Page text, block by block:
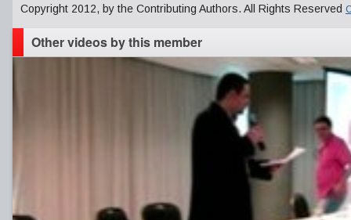
Copyright 2012, by the Contributing Authors. All Rights Reserved
Other videos by this member